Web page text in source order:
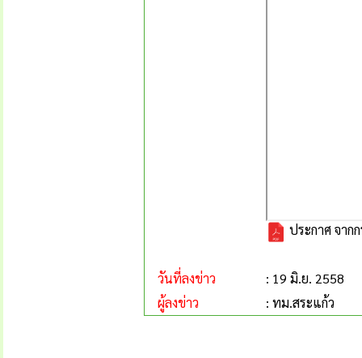
ประกาศ จาก
วันที่ลงข่าว
: 19 มิ.ย. 2558
ผู้ลงข่าว
: ทม.สระแก้ว